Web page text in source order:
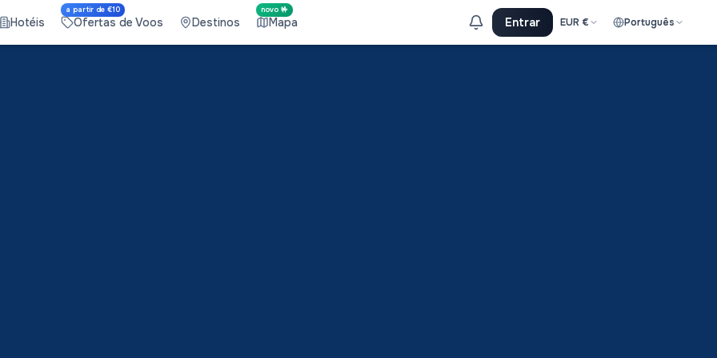
Hotéis
a partir de €10
Ofertas de Voos Destinos
novo 🤟
Mapa Entrar EUR € Português